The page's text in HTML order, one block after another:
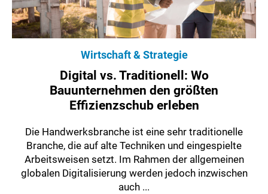
Wirtschaft & Strategie
Digital vs. Traditionell: Wo
Bauunternehmen den größten
Effizienzschub erleben
Die Handwerksbranche ist eine sehr traditionelle
Branche, die auf alte Techniken und eingespielte
Arbeitsweisen setzt. Im Rahmen der allgemeinen
globalen Digitalisierung werden jedoch inzwischen
auch ...